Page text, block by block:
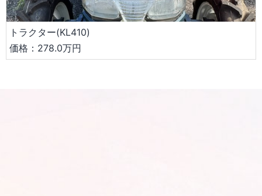
トラクター(KL410)
価格：278.0万円